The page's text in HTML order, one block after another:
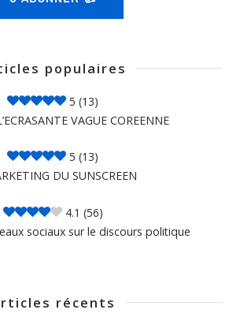
populaires
5 (13)
VAGUE COREENNE
5 (13)
DU SUNSCREEN
4.1 (56)
sociaux sur le discours politique
récents